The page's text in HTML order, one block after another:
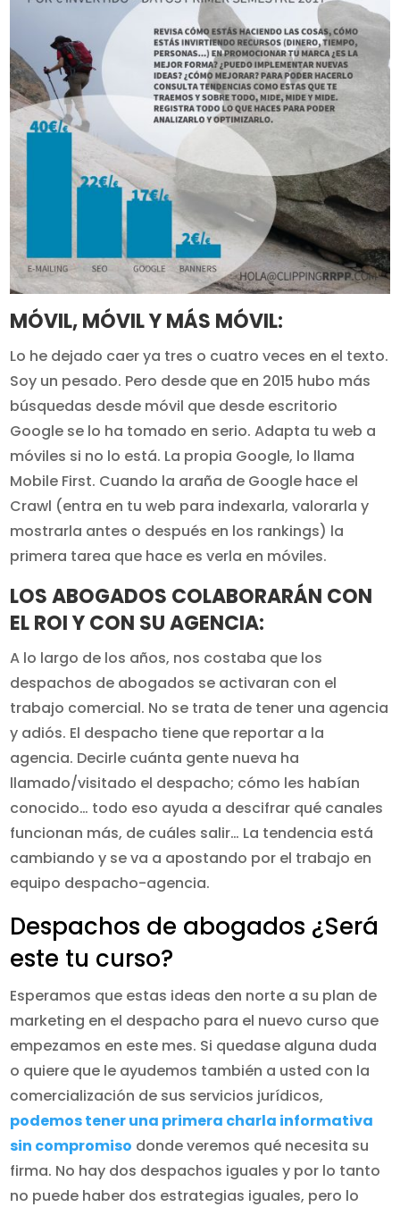
MÓVIL, MÓVIL Y MÁS MÓVIL:
Lo he dejado caer ya tres o cuatro veces en el texto.
Soy un pesado. Pero desde que en 2015 hubo más
búsquedas desde móvil que desde escritorio
Google se lo ha tomado en serio. Adapta tu web a
móviles si no lo está. La propia Google, lo llama
Mobile First. Cuando la araña de Google hace el
Crawl (entra en tu web para indexarla, valorarla y
mostrarla antes o después en los rankings) la
primera tarea que hace es verla en móviles.
LOS ABOGADOS COLABORARÁN CON
EL ROI Y CON SU AGENCIA:
A lo largo de los años, nos costaba que los
despachos de abogados se activaran con el
trabajo comercial. No se trata de tener una agencia
y adiós. El despacho tiene que reportar a la
agencia. Decirle cuánta gente nueva ha
llamado/visitado el despacho; cómo les habían
conocido… todo eso ayuda a descifrar qué canales
funcionan más, de cuáles salir… La tendencia está
cambiando y se va a apostando por el trabajo en
equipo despacho-agencia.
Despachos de abogados ¿Será
este tu curso?
Esperamos que estas ideas den norte a su plan de
marketing en el despacho para el nuevo curso que
empezamos en este mes. Si quedase alguna duda
o quiere que le ayudemos también a usted con la
comercialización de sus servicios jurídicos,
podemos tener una primera charla informativa
sin compromiso donde veremos qué necesita su
firma. No hay dos despachos iguales y por lo tanto
no puede haber dos estrategias iguales, pero lo